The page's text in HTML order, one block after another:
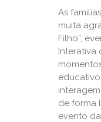
As
muita
Filho”,
Interativa
de forma
evento